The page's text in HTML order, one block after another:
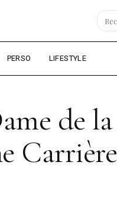
PERSO LIFESTYLE
de la
Carrière